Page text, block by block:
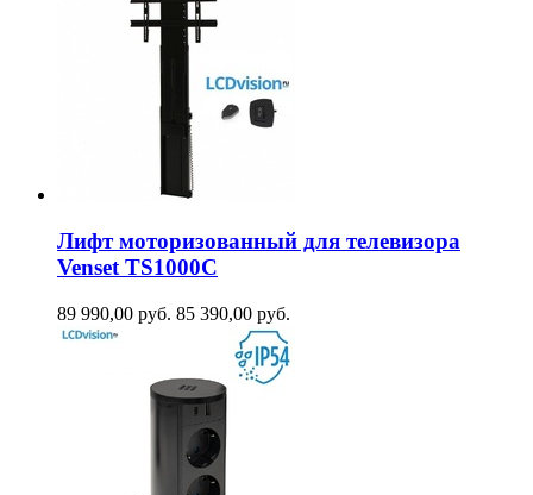
Лифт моторизованный для телевизора
Venset TS1000C
89 990,00 руб. 85 390,00 руб.